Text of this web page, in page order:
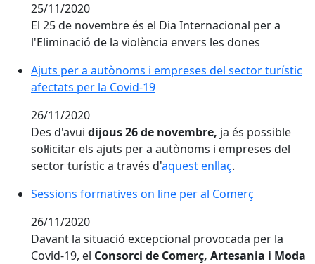
25/11/2020
El 25 de novembre és el Dia Internacional per a
l'Eliminació de la violència envers les dones
Ajuts per a autònoms i empreses del sector turístic
afectats per la Covid-19
26/11/2020
Des d'avui dijous 26 de novembre, ja és possible
sol·licitar els ajuts per a autònoms i empreses del
sector turístic a través d'aquest enllaç.
Sessions formatives on line per al Comerç
26/11/2020
Davant la situació excepcional provocada per la
Covid-19, el Consorci de Comerç, Artesania i Moda